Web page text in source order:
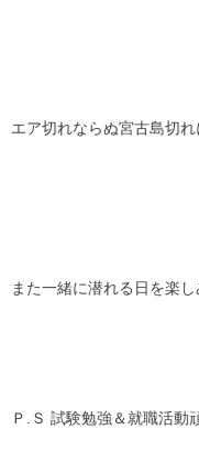
エア切れならぬ宮古島切
また一緒に潜れる日を楽
Ｐ.Ｓ 試験勉強＆就職活動